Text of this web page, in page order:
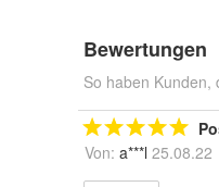
Bewertungen
So haben Kunden,
Von: a***l 25.08.22